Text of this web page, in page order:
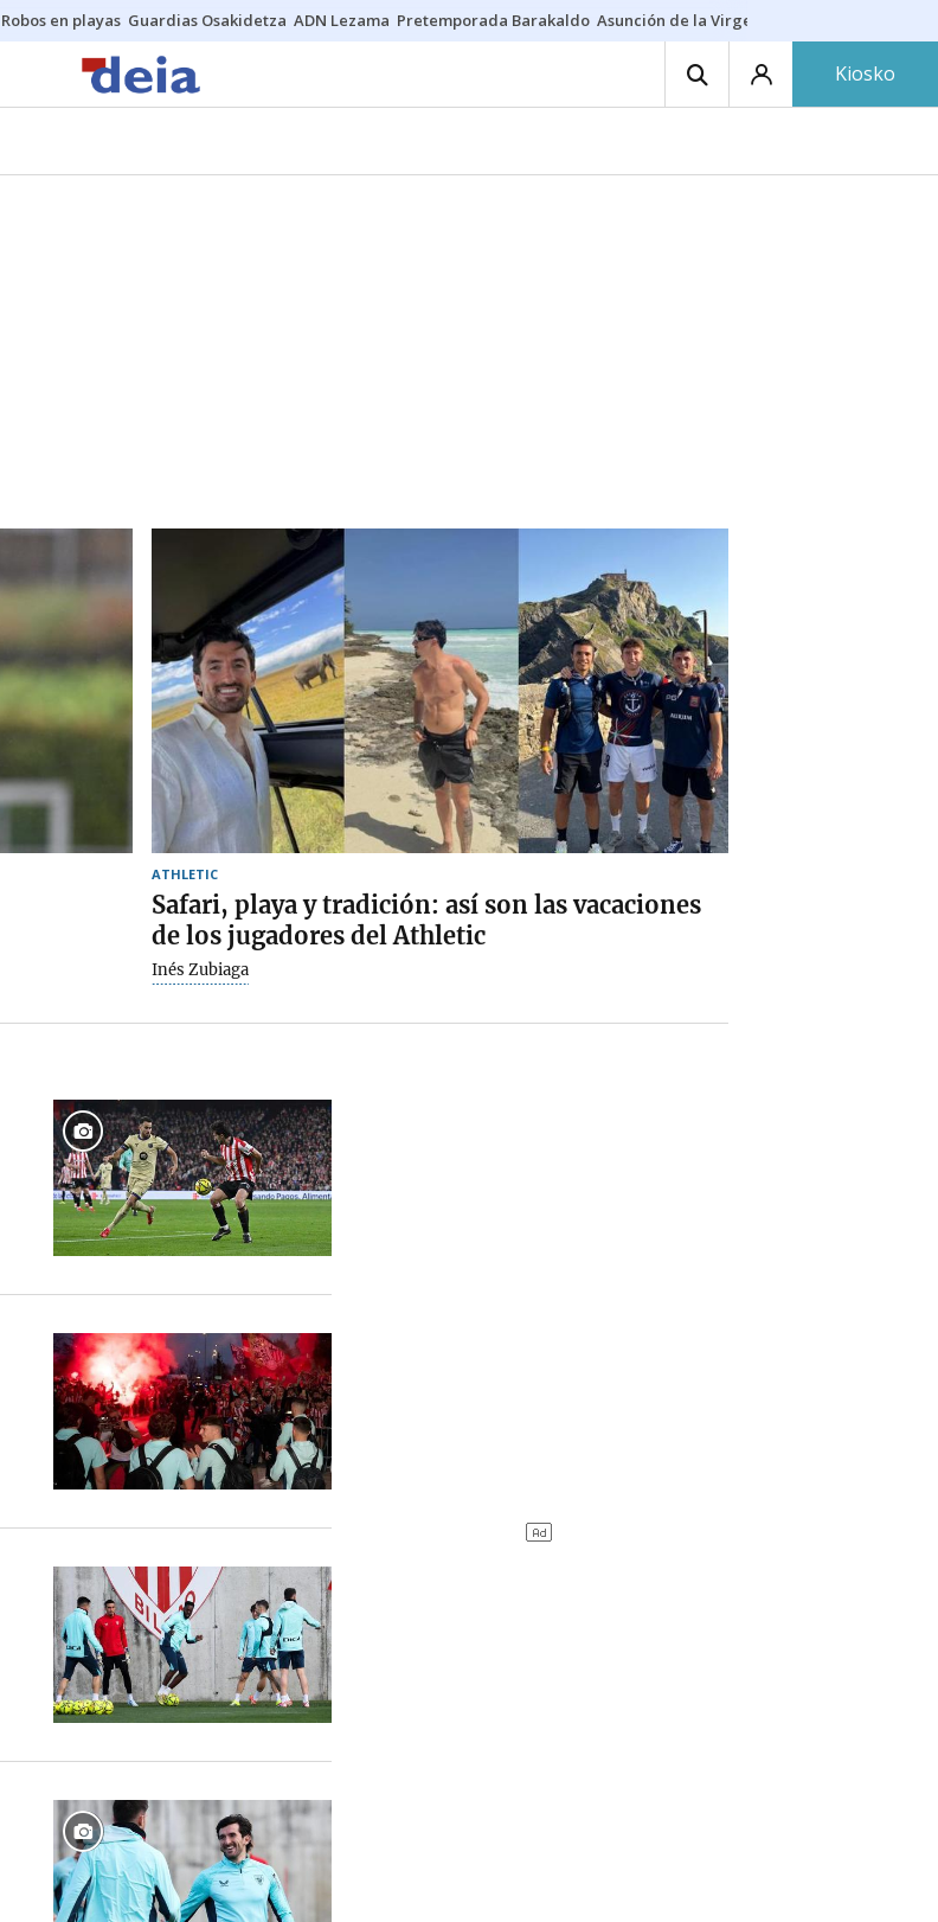
Robos en playas Guardias Osakidetza ADN Lezama Pretemporada Barakaldo Asunción de la Virgen
Kiosko
ATHLETIC
Safari, playa y tradición: así son las vacaciones
de los jugadores del Athletic
Inés Zubiaga